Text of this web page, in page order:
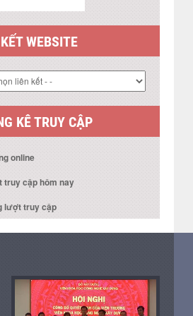
WEBSITE
KÊ TRUY CẬP
online
truy cập hôm nay
lượt truy cập